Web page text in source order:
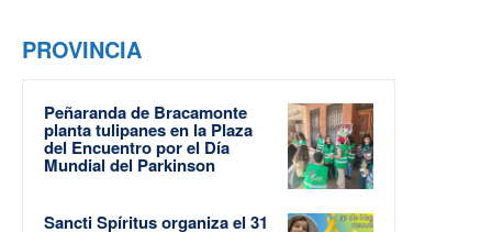
PROVINCIA
Peñaranda de Bracamonte
planta tulipanes en la Plaza
del Encuentro por el Día
Mundial del Parkinson
Sancti Spíritus organiza el 31